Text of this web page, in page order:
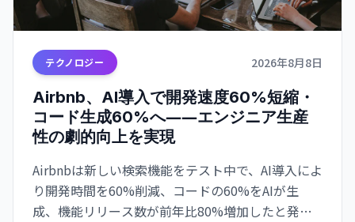
テクノロジー 2026年8月8日
Airbnb、AI導入で開発速度60%短縮・
コード生成60%へ――エンジニア生産
性の劇的向上を実現
Airbnbは新しい検索機能をテスト中で、AI導入によ
り開発時間を60%削減、コードの60%をAIが生
成、機能リリース数が前年比80%増加したと発表